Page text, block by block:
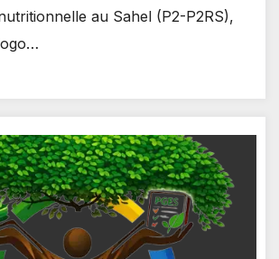
au Sahel (P2-P2RS),